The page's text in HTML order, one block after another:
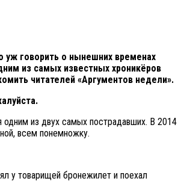
говорить о нынешних временах
из самых известных хроникёров
читателей «Аргументов недели».
одним из двух самых пострадавших. В 2014
всем понемножку.
у товарищей бронежилет и поехал